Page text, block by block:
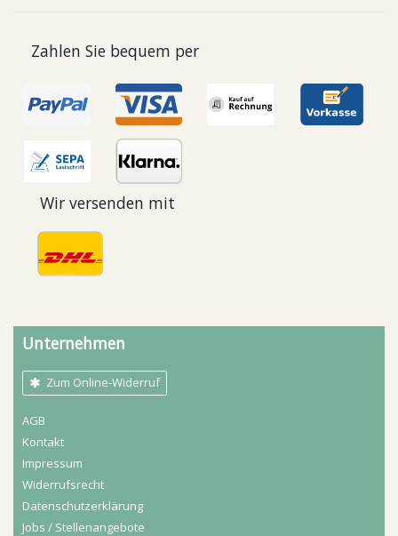
Zahlen Sie bequem per
Wir versenden mit
Unternehmen
Zum Online-Widerruf
AGB
Kontakt
Impressum
Widerrufs­recht
Daten­schutz­erklärung
Jobs / Stellenangebote